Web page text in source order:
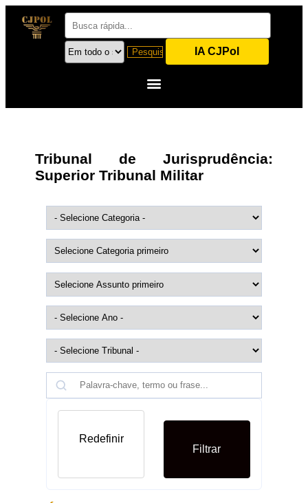
IA CJPol
Tribunal de Jurisprudência:
Superior Tribunal Militar
Filtrar
Redefinir